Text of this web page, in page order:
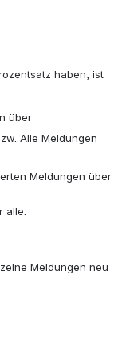
haben, ist
über
Alle Meldungen
Meldungen über
alle.
Meldungen neu